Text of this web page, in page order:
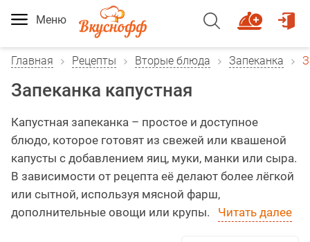
Меню
Главная Рецепты Вторые блюда Запеканка
Запеканка капустная
Капустная запеканка – простое и доступное
блюдо, которое готовят из свежей или квашеной
капусты с добавлением яиц, муки, манки или сыра.
В зависимости от рецепта её делают более лёгкой
или сытной, используя мясной фарш,
дополнительные овощи или крупы.
Читать далее